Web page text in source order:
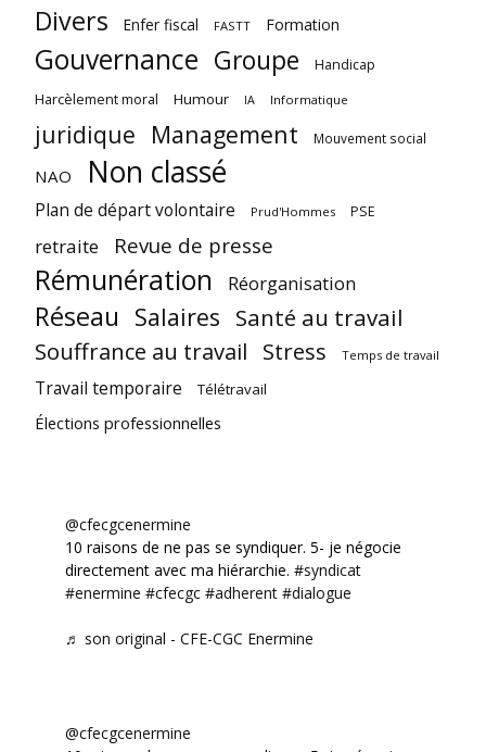
Divers Enfer fiscal FASTT Formation
Gouvernance Groupe Handicap
Harcèlement moral Humour IA Informatique
juridique Management Mouvement social
NAO Non classé
Plan de départ volontaire Prud'Hommes PSE
retraite Revue de presse
Rémunération Réorganisation
Réseau Salaires Santé au travail
Souffrance au travail Stress Temps de travail
Travail temporaire Télétravail
Élections professionnelles
@cfecgcenermine
10 raisons de ne pas se syndiquer. 5- je négocie
directement avec ma hiérarchie. #syndicat
#enermine #cfecgc #adherent #dialogue
♬ son original - CFE-CGC Enermine
@cfecgcenermine